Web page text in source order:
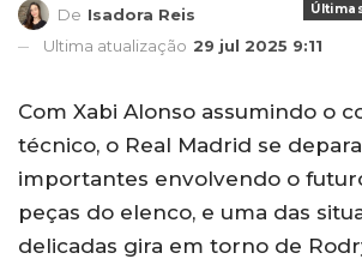
De Isadora Reis
Ultima atualização 29 jul 2025 9:11
Com Xabi Alonso assumindo o
técnico, o Real Madrid se
importantes envolvendo o
peças do elenco, e uma das
delicadas gira em torno de